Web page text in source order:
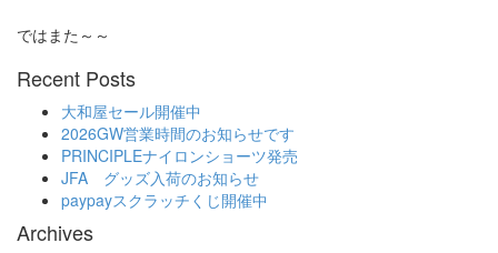
ではまた～～
Recent Posts
大和屋セール開催中
2026GW営業時間のお知らせです
PRINCIPLEナイロンショーツ発売
JFA グッズ入荷のお知らせ
paypayスクラッチくじ開催中
Archives